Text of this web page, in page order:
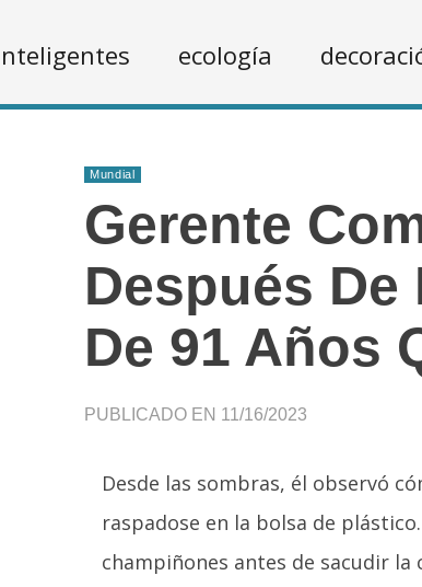
ecología
Mundial
Gerente
Después De
De 91 Años
PUBLICADO EN 11/16/2023
Desde las sombras, él observó
raspadose en la bolsa de
champiñones antes de sacudir